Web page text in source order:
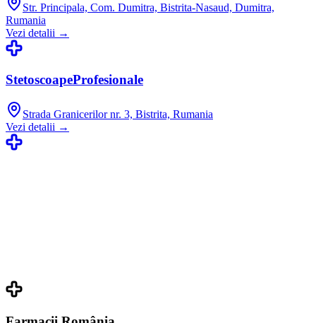
Str. Principala, Com. Dumitra, Bistrita-Nasaud, Dumitra,
Rumania
Vezi detalii →
StetoscoapeProfesionale
Strada Granicerilor nr. 3, Bistrita, Rumania
Vezi detalii →